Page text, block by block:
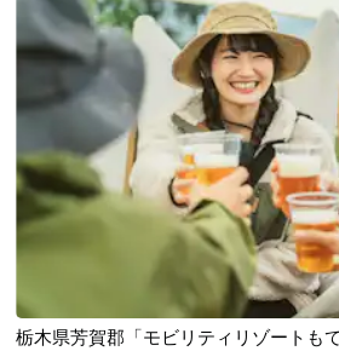
栃木県芳賀郡「モビリティリゾートも